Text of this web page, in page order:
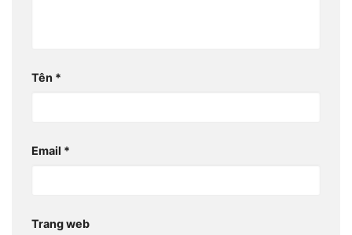
Tên *
Email *
Trang web